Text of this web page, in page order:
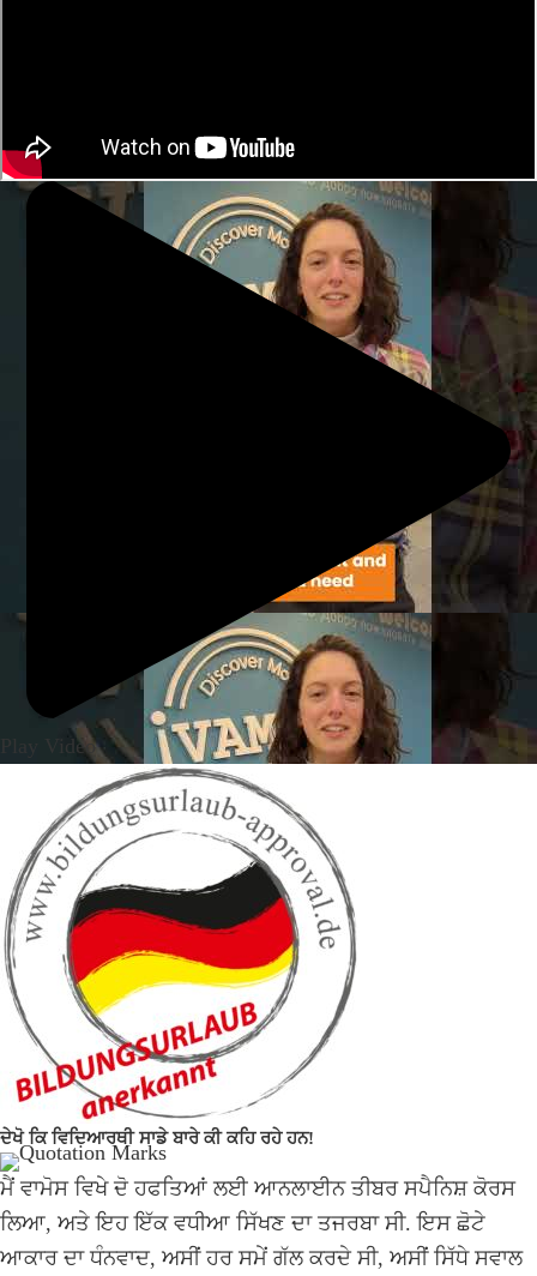
Play Video
ਦੇਖੋ ਕਿ ਵਿਦਿਆਰਥੀ ਸਾਡੇ ਬਾਰੇ ਕੀ ਕਹਿ ਰਹੇ ਹਨ!
ਮੈਂ ਵਾਮੋਸ ਵਿਖੇ ਦੋ ਹਫਤਿਆਂ ਲਈ ਆਨਲਾਈਨ ਤੀਬਰ ਸਪੈਨਿਸ਼ ਕੋਰਸ
ਲਿਆ, ਅਤੇ ਇਹ ਇੱਕ ਵਧੀਆ ਸਿੱਖਣ ਦਾ ਤਜਰਬਾ ਸੀ. ਇਸ ਛੋਟੇ
ਆਕਾਰ ਦਾ ਧੰਨਵਾਦ, ਅਸੀਂ ਹਰ ਸਮੇਂ ਗੱਲ ਕਰਦੇ ਸੀ, ਅਸੀਂ ਸਿੱਧੇ ਸਵਾਲ